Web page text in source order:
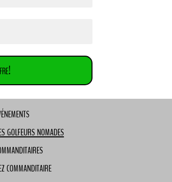
golfeurs nomades
commanditaire